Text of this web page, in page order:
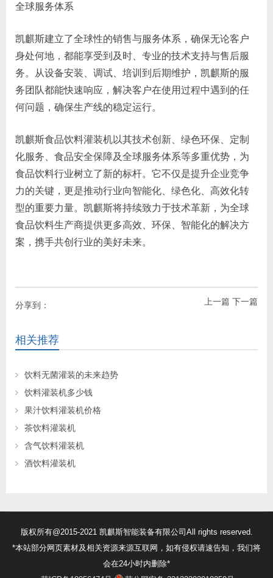
全球服务体系
凯麒斯建立了全球性的销售与服务体系，确保无论客户
身处何地，都能享受到及时、专业的技术支持与售后服
务。从设备安装、调试、培训到后期维护，凯麒斯的服
务团队都能快速响应，解决客户在使用过程中遇到的任
何问题，确保生产线的稳定运行。
凯麒斯食品饮料灌装机以其技术创新、绿色环保、定制
化服务、食品安全保障及全球服务体系等多重优势，为
食品饮料行业树立了新的标杆。它不仅是提升企业竞争
力的关键，更是推动行业向智能化、绿色化、高效化转
型的重要力量。凯麒斯将持续致力于技术革新，为全球
食品饮料生产商提供更多高效、环保、智能化的解决方
案，携手共创行业的美好未来。
上一篇 下一篇
分享到：
相关推荐
饮料无菌灌装的未来趋势
饮料灌装机多少钱
果汁饮料灌装机价格
茶饮料灌装机
含气饮料灌装机
酒饮料灌装机
版权所有@2015-2021 凯麒斯智能装备有限公司All rights reserved.
*本站部分网页素材及相关资源来源互联网，如有侵权请速告知，我们将
会在24小时内删除*